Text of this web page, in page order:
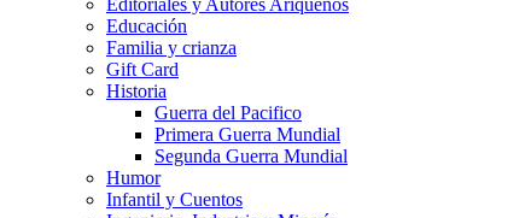
Educación
Familia y crianza
Gift Card
Historia
Guerra del Pacifico
Primera Guerra Mundial
Segunda Guerra Mundial
Humor
Infantil y Cuentos